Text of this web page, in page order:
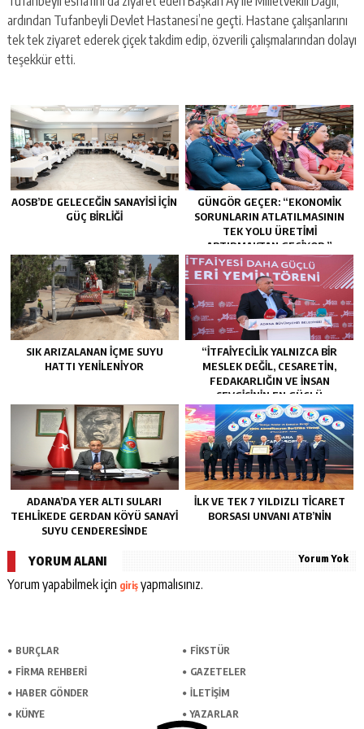
ardından Tufanbeyli Devlet Hastanesi’ne geçti. Hastane çalışanlarını
tek tek ziyaret ederek çiçek takdim edip, özverili çalışmalarından dolayı
teşekkür etti.
AOSB’DE GELECEĞIN SANAYISI İÇIN
GÜÇ BIRLIĞI
GÜNGÖR GEÇER: “EKONOMIK
SORUNLARIN ATLATILMASININ
TEK YOLU ÜRETIMI
ARTIRMAKTAN GEÇIYOR.”
SIK ARIZALANAN IÇME SUYU
HATTI YENILENIYOR
“İTFAIYECILIK YALNIZCA BIR
MESLEK DEĞIL, CESARETIN,
FEDAKARLIĞIN VE INSAN
SEVGISININ EN GÜÇLÜ
TEMSILIDIR.”
ADANA’DA YER ALTI SULARI
TEHLİKEDE GERDAN KÖYÜ SANAYİ
SUYU CENDERESİNDE
İLK VE TEK 7 YILDIZLI TİCARET
BORSASI UNVANI ATB’NİN
YORUM ALANI Yorum Yok
Yorum yapabilmek için girişyapmalısınız.
BURÇLAR
FİKSTÜR
FİRMA REHBERİ
GAZETELER
HABER GÖNDER
İLETİŞİM
KÜNYE
YAZARLAR